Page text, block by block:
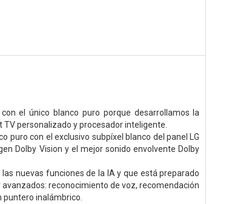
el único blanco puro porque desarrollamos la
TV personalizado y procesador inteligente.
puro con el exclusivo subpíxel blanco del panel LG
Dolby Vision y el mejor sonido envolvente Dolby
nuevas funciones de la IA y que está preparado
reconocimiento de voz, recomendación
puntero inalámbrico.